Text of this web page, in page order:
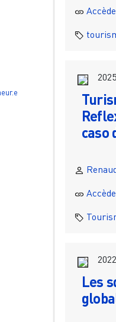
2025
caso
2022
Les